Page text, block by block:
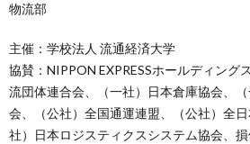
物流部
主催：学校法人 流通経済大学
協賛：NIPPON EXPRESSホールディング
流団体連合会、（一社）日本倉庫協会、
会、（公社）全国通運連盟、（公社）全
社）日本ロジスティクスシステム協会、損